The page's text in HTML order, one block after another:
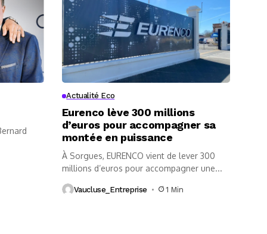
Actualité Eco
Eurenco lève 300 millions
d’euros pour accompagner sa
montée en puissance
À Sorgues, EURENCO vient de lever 300
millions d’euros pour accompagner une...
Vaucluse_Entreprise 1 Min